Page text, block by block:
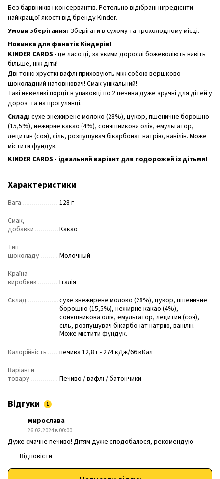
Без барвників і консервантів. Ретельно відібрані інгредієнти
найкращої якості від бренду Kinder.
Умови зберігання: Зберігати в сухому та прохолодному місці.
Новинка для фанатів Кіндерів!
KINDER CARDS - це ласощі, за якими дорослі божеволіють навіть
більше, ніж діти!
Дві тонкі хрусткі вафлі приховують між собою вершково-
шоколадний наповнювач! Смак унікальний!
Такі невеликі порції в упаковці по 2 печива дуже зручні для дітей у
дорозі та на прогулянці.
Склад: сухе знежирене молоко (28%), цукор, пшеничне борошно
(15,5%), нежирне какао (4%), соняшникова олія, емульгатор,
лецитин (соя), сіль, розпушувач бікарбонат натрію, ванілін. Може
містити фундук.
KINDER CARDS - ідеальний варіант для подорожей із дітьми!
Характеристики
Вага
128 г
Смак,
добавки
Какао
Тип
шоколаду
Молочный
Країна
виробник
Італія
Склад
сухе знежирене молоко (28%), цукор, пшеничне
борошно (15,5%), нежирне какао (4%),
соняшникова олія, емульгатор, лецитин (соя),
сіль, розпушувач бікарбонат натрію, ванілін.
Може містити фундук.
Калорійність
печива 12,8 г - 274 кДж/66 кКал
Варіанти
товару
Печиво / вафлі / батончики
Відгуки 1
Мирослава
26.02.2024 в 00:00
Дуже смачне печиво! Дітям дуже сподобалося, рекомендую
Відповісти